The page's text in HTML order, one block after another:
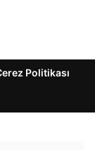
Politikası